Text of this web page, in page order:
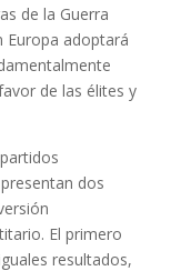
de la Guerra
Europa adoptará
de las élites y
dos
El primero
resultados,